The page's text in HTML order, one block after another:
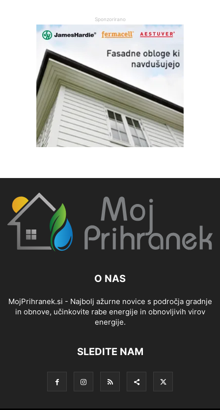
Sponzorirano
O NAS
MojPrihranek.si - Najbolj ažurne novice s področja gradnje
in obnove, učinkovite rabe energije in obnovljivih virov
energije.
SLEDITE NAM